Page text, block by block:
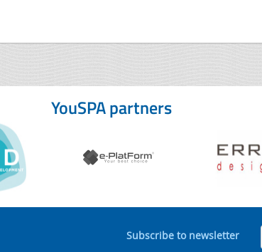
YouSPA partners
Subscribe to newsletter